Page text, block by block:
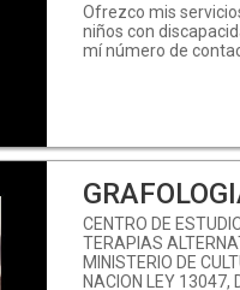
Ofrezco mis
niños con
mí número de
CENTRO DE
TERAPIAS
MINISTERIO DE
NACION LEY 13047,